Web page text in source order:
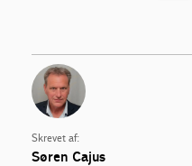
Skrevet af:
Søren Cajus